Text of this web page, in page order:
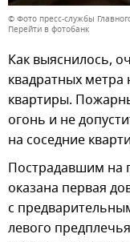
© Фото пресс-службы
Перейти в фотобанк
Как выяснилось,
квадратных метра
квартиры.
огонь и не
на соседние
Пострадавшим на
оказана первая
с
левого